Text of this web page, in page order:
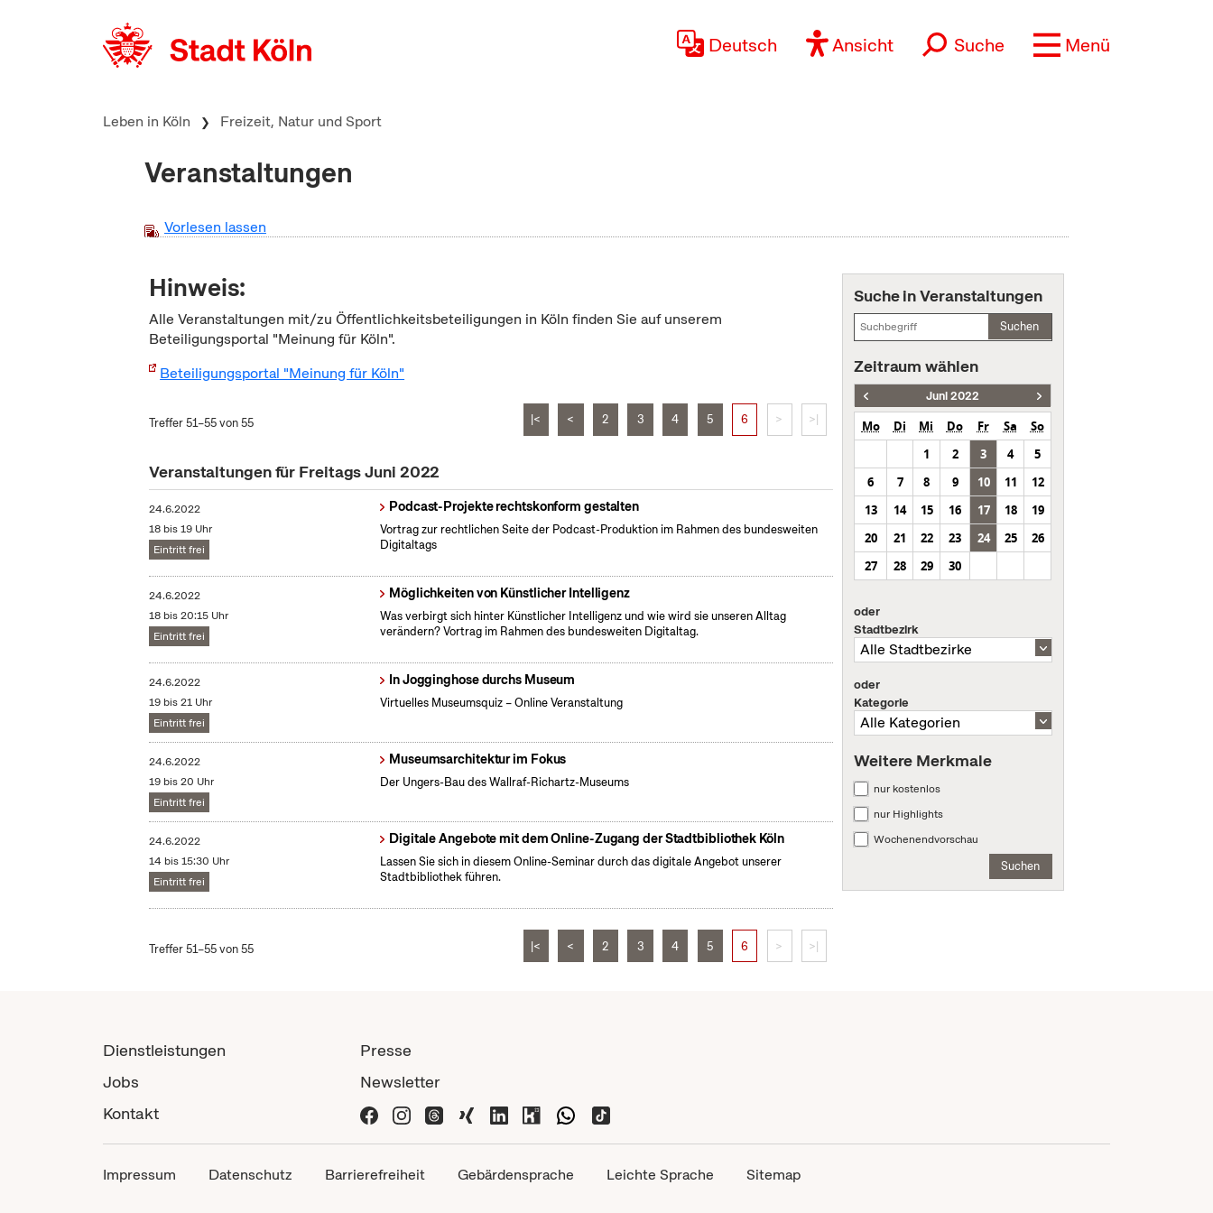
Deutsch Ansicht Suche Menü
Leben in Köln Freizeit, Natur und Sport
Veranstaltungen
Vorlesen lassen
Hinweis:
Alle Veranstaltungen mit/zu Öffentlichkeitsbeteiligungen in Köln finden Sie auf unserem
Beteiligungsportal "Meinung für Köln".
Beteiligungsportal "Meinung für Köln"
Treffer 51–55 von 55 |< < 2 3 4 5 6 > >|
Veranstaltungen für Freitags Juni 2022
24.6.2022
18 bis 19 Uhr
Eintritt frei
Podcast-Projekte rechtskonform gestalten
Vortrag zur rechtlichen Seite der Podcast-Produktion im Rahmen des bundesweiten
Digitaltags
24.6.2022
18 bis 20:15 Uhr
Eintritt frei
Möglichkeiten von Künstlicher Intelligenz
Was verbirgt sich hinter Künstlicher Intelligenz und wie wird sie unseren Alltag
verändern? Vortrag im Rahmen des bundesweiten Digitaltag.
24.6.2022
19 bis 21 Uhr
Eintritt frei
In Jogginghose durchs Museum
Virtuelles Museumsquiz – Online Veranstaltung
24.6.2022
19 bis 20 Uhr
Eintritt frei
Museumsarchitektur im Fokus
Der Ungers-Bau des Wallraf-Richartz-Museums
24.6.2022
14 bis 15:30 Uhr
Eintritt frei
Digitale Angebote mit dem Online-Zugang der Stadtbibliothek Köln
Lassen Sie sich in diesem Online-Seminar durch das digitale Angebot unserer
Stadtbibliothek führen.
Treffer 51–55 von 55 |< < 2 3 4 5 6 > >|
Suche in Veranstaltungen
Suchen
Zeitraum wählen
Juni 2022
Mo Di Mi Do Fr Sa
So
1
2 3 4
5
6
7 8 9 10 11
12
13
14 15 16 17 18
19
20
21 22 23 24 25
26
27
28 29 30
oder
Stadtbezirk
oder
Kategorie
Weitere Merkmale
nur kostenlos
nur Highlights
Wochenendvorschau
Suchen
Dienstleistungen
Jobs
Kontakt
Presse
Newsletter
Impressum Datenschutz Barrierefreiheit Gebärdensprache Leichte Sprache Sitemap